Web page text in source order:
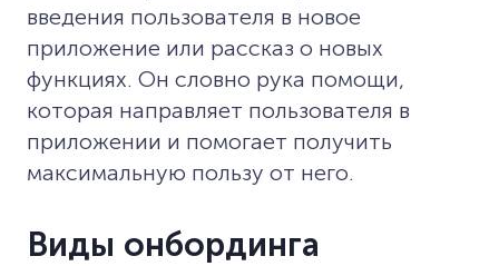
введения пользователя в новое
приложение или рассказ о новых
функциях. Он словно рука помощи,
которая направляет пользователя в
приложении и помогает получить
максимальную пользу от него.
Виды онбординга